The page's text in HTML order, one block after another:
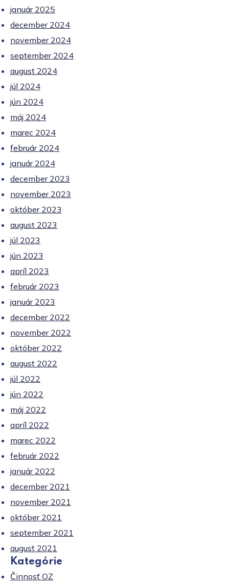
január 2025
december 2024
november 2024
september 2024
august 2024
júl 2024
jún 2024
máj 2024
marec 2024
február 2024
január 2024
december 2023
november 2023
október 2023
august 2023
júl 2023
jún 2023
apríl 2023
február 2023
január 2023
december 2022
november 2022
október 2022
august 2022
júl 2022
jún 2022
máj 2022
apríl 2022
marec 2022
február 2022
január 2022
december 2021
november 2021
október 2021
september 2021
august 2021
Kategórie
Činnosť OZ